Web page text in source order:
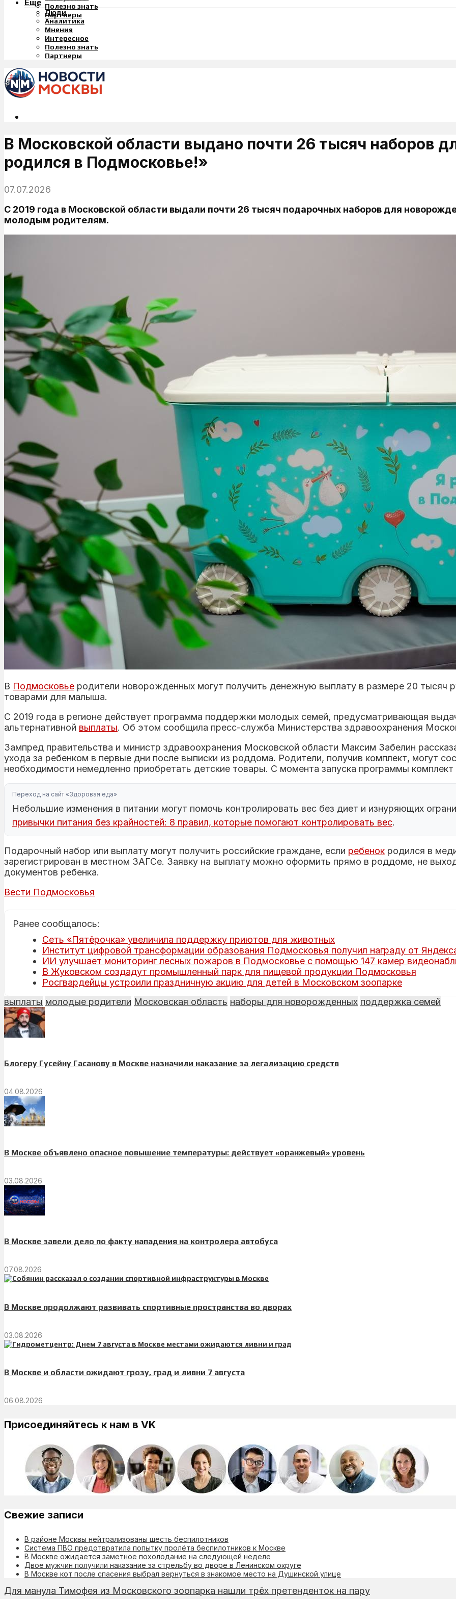
Полезно знать
Партнеры
Еще
Люди
Аналитика
Мнения
Интересное
Полезно знать
Партнеры
В Московской области выдано почти 26 тысяч наборов
родился в Подмосковье!»
07.07.2026
С 2019 года в Московской области выдали почти 26 тысяч подарочных наборов для
молодым родителям.
В Подмосковье родители новорожденных могут получить денежную выплату в размере 20 тысяч
товарами для малыша.
С 2019 года в регионе действует программа поддержки молодых семей, предусматривающая
альтернативной выплаты. Об этом сообщила пресс-служба Министерства здравоохранения
Зампред правительства и министр здравоохранения Московской области Максим Забелин
ухода за ребенком в первые дни после выписки из роддома. Родители, получив комплект, могут
необходимости немедленно приобретать детские товары. С момента запуска программы
Переход на сайт «Здоровая еда»
Небольшие изменения в питании могут помочь контролировать вес без диет и изнуряющих
привычки питания без крайностей: 8 правил, которые помогают контролировать вес.
Подарочный набор или выплату могут получить российские граждане, если ребенок родился в
зарегистрирован в местном ЗАГСе. Заявку на выплату можно оформить прямо в роддоме, не
документов ребенка.
Вести Подмосковья
Ранее сообщалось:
Сеть «Пятёрочка» увеличила поддержку приютов для животных
Институт цифровой трансформации образования Подмосковья получил награду от
ИИ улучшает мониторинг лесных пожаров в Подмосковье с помощью 147 камер
В Жуковском создадут промышленный парк для пищевой продукции Подмосковья
Росгвардейцы устроили праздничную акцию для детей в Московском зоопарке
выплаты молодые родители Московская область наборы для новорожденных поддержка семей
Блогеру Гусейну Гасанову в Москве назначили наказание за легализацию средств
04.08.2026
В Москве объявлено опасное повышение температуры: действует «оранжевый» уровень
03.08.2026
В Москве завели дело по факту нападения на контролера автобуса
07.08.2026
В Москве продолжают развивать спортивные пространства во дворах
03.08.2026
В Москве и области ожидают грозу, град и ливни 7 августа
06.08.2026
Присоединяйтесь к нам в VK
Свежие записи
В районе Москвы нейтрализованы шесть беспилотников
Система ПВО предотвратила попытку пролёта беспилотников к Москве
В Москве ожидается заметное похолодание на следующей неделе
Двое мужчин получили наказание за стрельбу во дворе в Ленинском округе
В Москве кот после спасения выбрал вернуться в знакомое место на Душинской улице
Для манула Тимофея из Московского зоопарка нашли трёх претенденток на пару